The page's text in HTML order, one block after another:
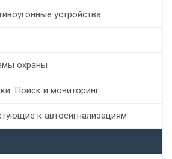
устройства
охраны
Поиск и мониторинг
к автосигнализациям